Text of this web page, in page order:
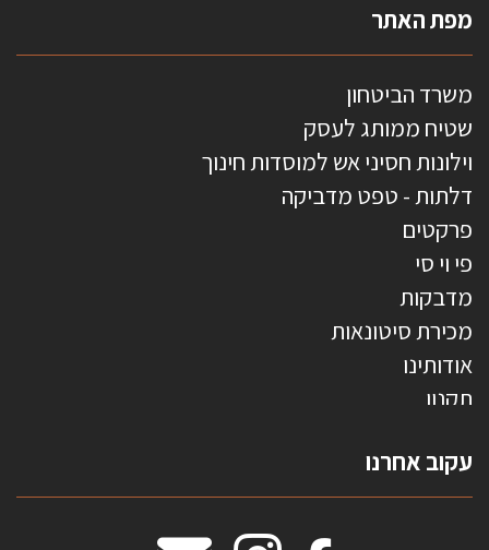
מפת האתר
משרד הביטחון
שטיח ממותג לעסק
וילונות חסיני אש למוסדות חינוך
דלתות - טפט מדביקה
פרקטים
פי וי סי
מדבקות
מכירת סיטונאות
אודותינו
תקנון
טפטים משולשים
וילונות חסיני אש
עקוב אחרנו